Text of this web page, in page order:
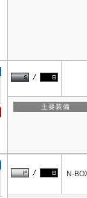
主要装備
N-